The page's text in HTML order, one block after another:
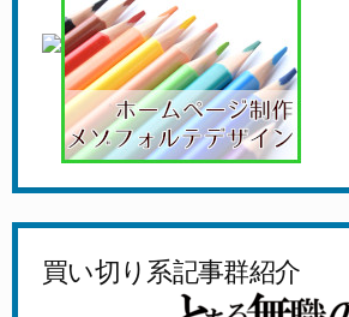
買い切り系記事群紹介